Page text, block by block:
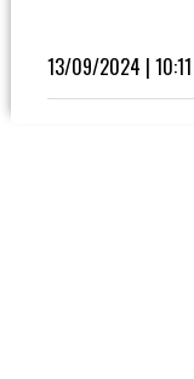
13/09/2024 | 10:11